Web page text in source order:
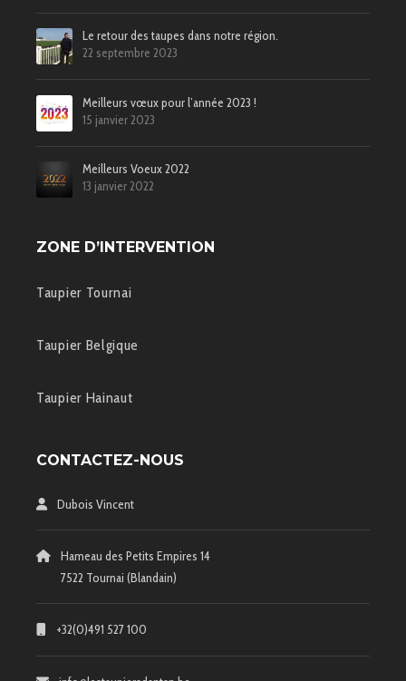
Le retour des taupes dans notre région.
22 septembre 2023
Meilleurs vœux pour l’année 2023 !
15 janvier 2023
Meilleurs Voeux 2022
13 janvier 2022
ZONE D’INTERVENTION
Taupier Tournai
Taupier Belgique
Taupier Hainaut
CONTACTEZ-NOUS
Dubois Vincent
Hameau des Petits Empires 14
7522 Tournai (Blandain)
+32(0)491 527 100